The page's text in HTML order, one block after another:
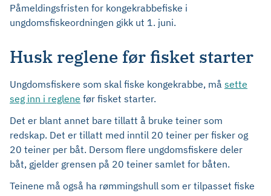
Påmeldingsfristen for kongekrabbefiske i
ungdomsfiskeordningen gikk ut 1. juni.
Husk reglene før fisket starter
Ungdomsfiskere som skal fiske kongekrabbe, må sette
seg inn i reglene før fisket starter.
Det er blant annet bare tillatt å bruke teiner som
redskap. Det er tillatt med inntil 20 teiner per fisker og
20 teiner per båt. Dersom flere ungdomsfiskere deler
båt, gjelder grensen på 20 teiner samlet for båten.
Teinene må også ha rømmingshull som er tilpasset fiske